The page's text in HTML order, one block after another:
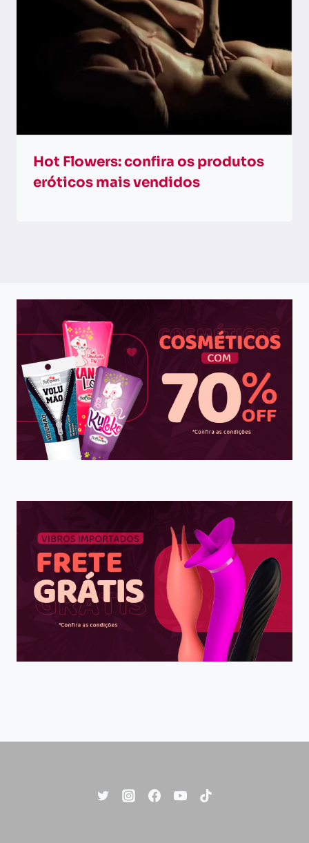
Hot Flowers: confira os produtos
eróticos mais vendidos